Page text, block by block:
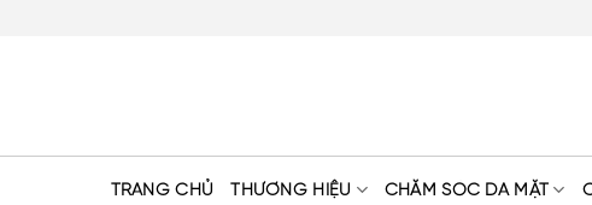
TRANG CHỦ THƯƠNG HIỆU CHĂM SÓC DA MẶT